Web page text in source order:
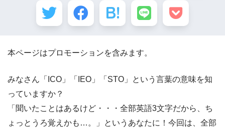
本ページはプロモーションを含みます。
みなさん「ICO」「IEO」「STO」という言葉の意味を知
っていますか？
「聞いたことはあるけど・・・全部英語3文字だから、ち
ょっとうろ覚えかも…。」というあなたに！今回は、全部